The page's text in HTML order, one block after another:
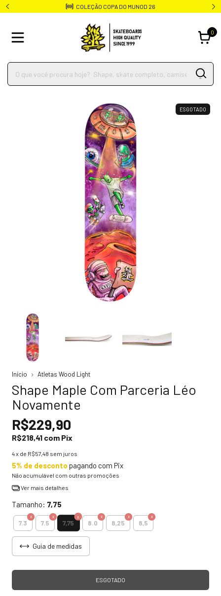
COLEÇÃO COPA DO MUNOD 26
0
ESGOTADO
Início Atletas Wood Light
Shape Maple Com Parceria Léo
Novamente
R$229,90
R$218,41 com Pix
4x de R$57,48 sem juros
5% de desconto pagando com Pix
Não acumulável com outras promoções
Ver mais detalhes
Tamanho: 7,75
7.3 7.5 7,75 8.0 8,25 8,5
Guia de medidas